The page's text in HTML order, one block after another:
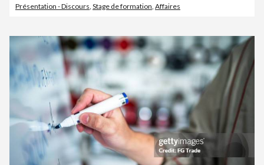
Présentation - Discours, Stage de formation, Affaires